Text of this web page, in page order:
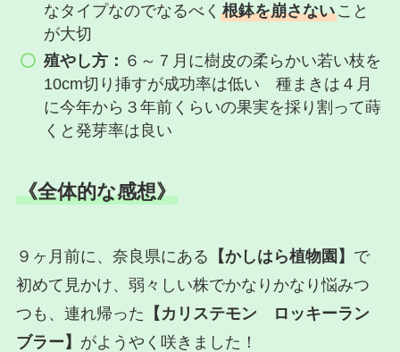
なタイプなのでなるべく根鉢を崩さないこと
が大切
殖やし方： ６～７月に樹皮の柔らかい若い枝を
10cm切り挿すが成功率は低い 種まきは４月
に今年から３年前くらいの果実を採り割って蒔
くと発芽率は良い
《全体的な感想》
９ヶ月前に、奈良県にある 【かしはら植物園】 で
初めて見かけ、弱々しい株でかなりかなり悩みつ
つも、連れ帰った 【カリステモン ロッキーラン
ブラー】 がようやく咲きました！